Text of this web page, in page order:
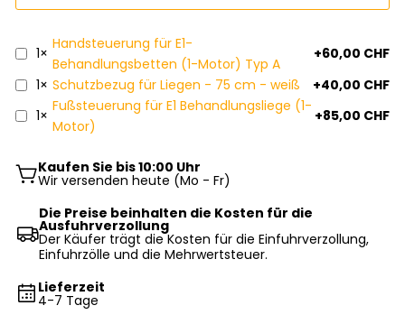
1×
Handsteuerung für E1-
Behandlungsbetten (1-Motor) Typ A
+60,00 CHF
1× Schutzbezug für Liegen - 75 cm - weiß
+40,00 CHF
1×
Fußsteuerung für E1 Behandlungsliege (1-
Motor)
+85,00 CHF
Kaufen Sie bis 10:00 Uhr
Wir versenden heute (Mo - Fr)
Die Preise beinhalten die Kosten für die
Ausfuhrverzollung
Der Käufer trägt die Kosten für die Einfuhrverzollung,
Einfuhrzölle und die Mehrwertsteuer.
Lieferzeit
4-7 Tage